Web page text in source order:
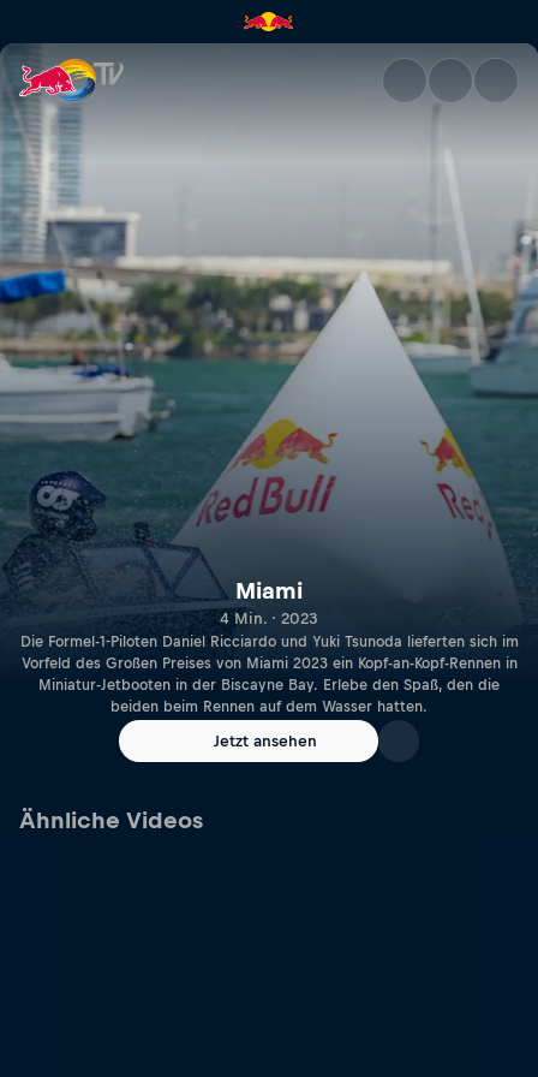
Miami | Red Bull TV
Miami
4 Min. · 2023
Die Formel-1-Piloten Daniel Ricciardo und Yuki Tsunoda lieferten sich im
Vorfeld des Großen Preises von Miami 2023 ein Kopf-an-Kopf-Rennen in
Miniatur-Jetbooten in der Biscayne Bay. Erlebe den Spaß, den die
beiden beim Rennen auf dem Wasser hatten.
Jetzt ansehen
Ähnliche Videos